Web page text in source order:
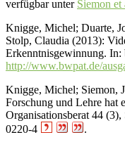
verfügbar unter Siemon
Knigge, Michel; Duarte,
Stolp, Claudia (2013):
Erkenntnisgewinnung.
http://www.bwpat.de/
Knigge, Michel; Siemon,
Forschung und Lehre hat
Organisationsberat 44
0220-4
.